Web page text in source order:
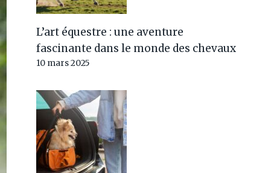
L’art équestre : une aventure
fascinante dans le monde des chevaux
10 mars 2025